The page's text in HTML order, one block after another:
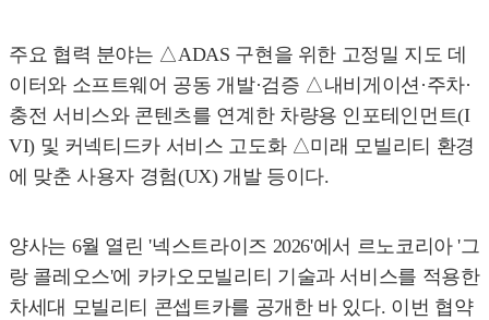
주요 협력 분야는 △ADAS 구현을 위한 고정밀 지도 데
이터와 소프트웨어 공동 개발·검증 △내비게이션·주차·
충전 서비스와 콘텐츠를 연계한 차량용 인포테인먼트(I
VI) 및 커넥티드카 서비스 고도화 △미래 모빌리티 환경
에 맞춘 사용자 경험(UX) 개발 등이다.
양사는 6월 열린 '넥스트라이즈 2026'에서 르노코리아 '그
랑 콜레오스'에 카카오모빌리티 기술과 서비스를 적용한
차세대 모빌리티 콘셉트카를 공개한 바 있다. 이번 협약